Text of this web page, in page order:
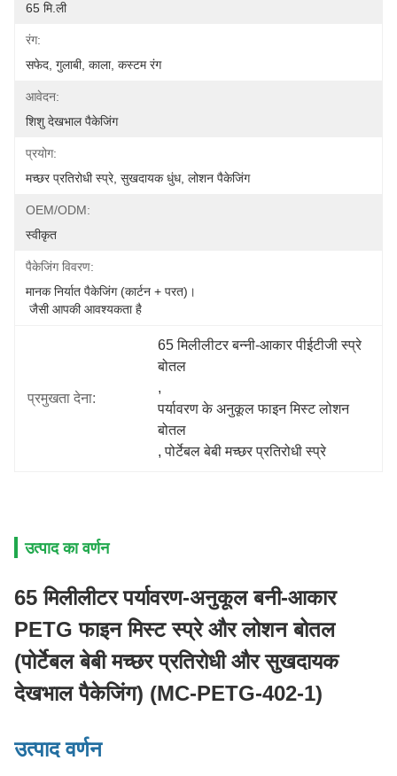
65 मि.ली
रंग:
सफेद, गुलाबी, काला, कस्टम रंग
आवेदन:
शिशु देखभाल पैकेजिंग
प्रयोग:
मच्छर प्रतिरोधी स्प्रे, सुखदायक धुंध, लोशन पैकेजिंग
OEM/ODM:
स्वीकृत
पैकेजिंग विवरण:
मानक निर्यात पैकेजिंग (कार्टन + परत)।
जैसी आपकी आवश्यकता है
प्रमुखता देना:
65 मिलीलीटर बन्नी-आकार पीईटीजी स्प्रे
बोतल
,
पर्यावरण के अनुकूल फाइन मिस्ट लोशन
बोतल
, पोर्टेबल बेबी मच्छर प्रतिरोधी स्प्रे
उत्पाद का वर्णन
65 मिलीलीटर पर्यावरण-अनुकूल बनी-आकार
PETG फाइन मिस्ट स्प्रे और लोशन बोतल
(पोर्टेबल बेबी मच्छर प्रतिरोधी और सुखदायक
देखभाल पैकेजिंग) (MC-PETG-402-1)
उत्पाद वर्णन